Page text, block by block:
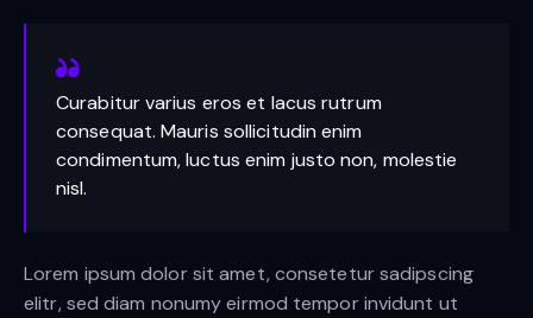
Curabitur varius eros et lacus rutrum
consequat. Mauris sollicitudin enim
condimentum, luctus enim justo non, molestie
nisl.
Lorem ipsum dolor sit amet, consetetur sadipscing
elitr, sed diam nonumy eirmod tempor invidunt ut